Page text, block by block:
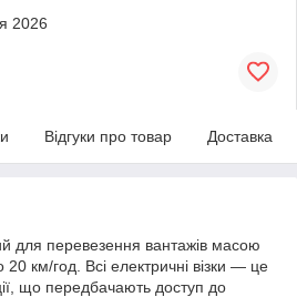
2026
Відгуки про товар Доставка
для перевезення вантажів масою
20 км/год. Всі електричні візки — це
що передбачають доступ до